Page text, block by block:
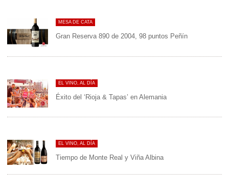
MESA DE CATA
Gran Reserva 890 de 2004, 98 puntos Peñín
EL VINO, AL DÍA
Éxito del ‘Rioja & Tapas’ en Alemania
EL VINO, AL DÍA
Tiempo de Monte Real y Viña Albina